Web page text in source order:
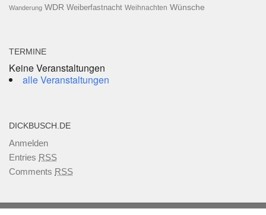
Wanderung WDR Weiberfastnacht Weihnachten Wünsche
TERMINE
Keine Veranstaltungen
alle Veranstaltungen
DICKBUSCH.DE
Anmelden
Entries RSS
Comments RSS